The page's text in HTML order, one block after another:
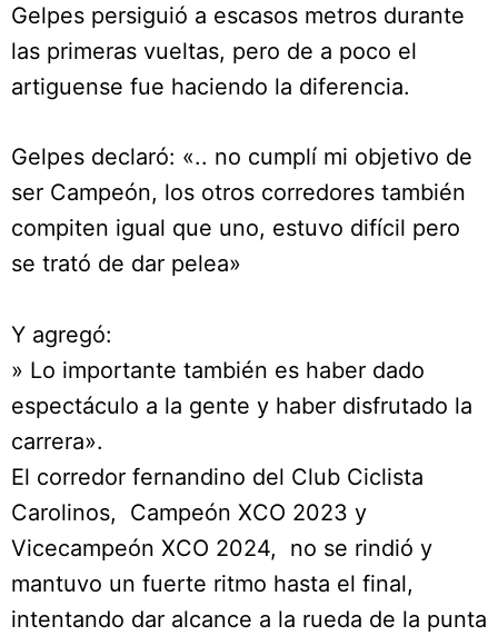
Gelpes persiguió a escasos metros durante
las primeras vueltas, pero de a poco el
artiguense fue haciendo la diferencia.
Gelpes declaró: «.. no cumplí mi objetivo de
ser Campeón, los otros corredores también
compiten igual que uno, estuvo difícil pero
se trató de dar pelea»
Y agregó:
» Lo importante también es haber dado
espectáculo a la gente y haber disfrutado la
carrera».
El corredor fernandino del Club Ciclista
Carolinos, Campeón XCO 2023 y
Vicecampeón XCO 2024, no se rindió y
mantuvo un fuerte ritmo hasta el final,
intentando dar alcance a la rueda de la punta